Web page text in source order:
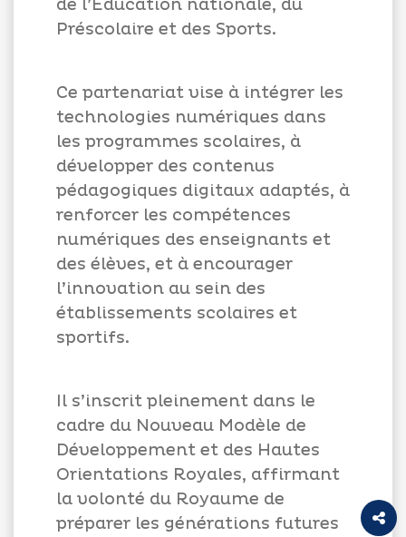
de l’Éducation nationale, du
Préscolaire et des Sports.
Ce partenariat vise à intégrer les
technologies numériques dans
les programmes scolaires, à
développer des contenus
pédagogiques digitaux adaptés, à
renforcer les compétences
numériques des enseignants et
des élèves, et à encourager
l’innovation au sein des
établissements scolaires et
sportifs.
Il s’inscrit pleinement dans le
cadre du Nouveau Modèle de
Développement et des Hautes
Orientations Royales, affirmant
la volonté du Royaume de
préparer les générations futures